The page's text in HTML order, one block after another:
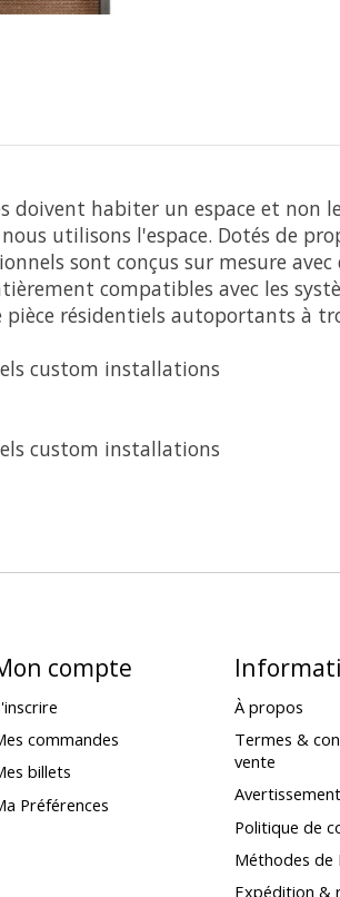
doivent habiter un espace et
utilisons l'espace. Dotés de
sont conçus sur mesure
compatibles avec les
pièce résidentiels autoportants à
compte
commandes
billets
Préférences
À propos
Termes &
vente
Avertissement
Politique de
Méthodes de
Expédition &